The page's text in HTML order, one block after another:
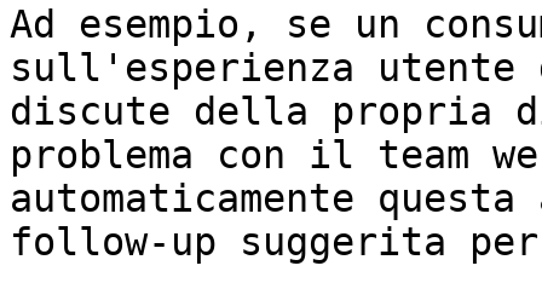
Ad esempio, se un
sull'esperienza
discute della propria
problema con il team
automaticamente
follow-up suggerita